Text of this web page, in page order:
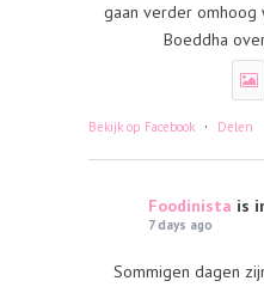
gaan verder omhoog
Boeddha
Bekijk op Facebook · Delen
Foodinista is
7 days ago
Sommigen dagen